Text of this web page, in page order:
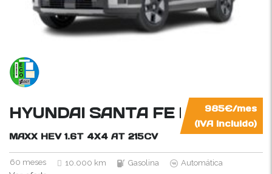
985€/mes
(IVA incluido)
HYUNDAI SANTA FE HÍBRIDO
MAXX HEV 1.6T 4X4 AT 215CV
60 meses 10.000 km Gasolina Automática